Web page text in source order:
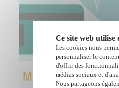
Mutuelle
Ce site web utilise
Les cookies nous
personnaliser le
d'offrir des
médias sociaux et
Nous partageons